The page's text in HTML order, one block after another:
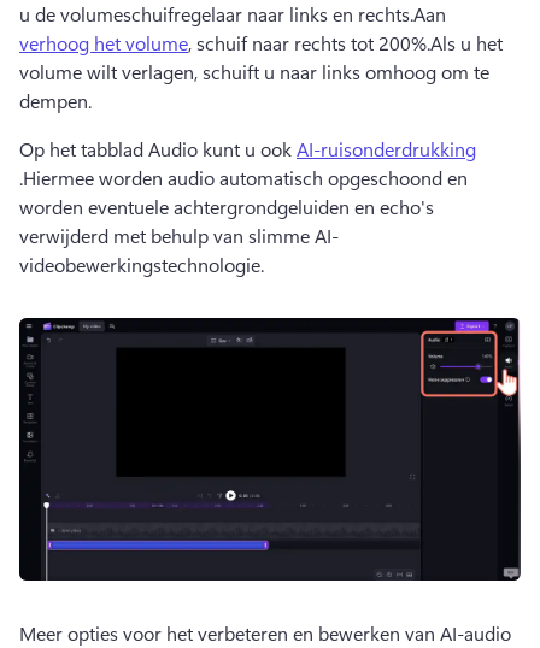
u de volumeschuifregelaar naar links en rechts.Aan
verhoog het volume, schuif naar rechts tot 200%.Als u het
volume wilt verlagen, schuift u naar links omhoog om te
dempen.
Op het tabblad Audio kunt u ook AI-ruisonderdrukking
.Hiermee worden audio automatisch opgeschoond en
worden eventuele achtergrondgeluiden en echo's
verwijderd met behulp van slimme AI-
videobewerkingstechnologie.
Meer opties voor het verbeteren en bewerken van AI-audio